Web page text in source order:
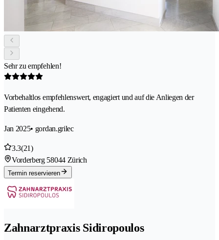
Sehr zu empfehlen!
Vorbehaltlos empfehlenswert, engagiert und auf die Anliegen der
Patienten eingehend.
Jan 2025• gordan.grilec
3.3(21)
Vorderberg 58044 Zürich
Termin reservieren
Zahnarztpraxis Sidiropoulos